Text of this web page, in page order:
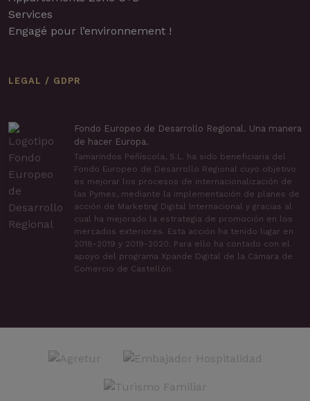
Services
Engagé pour l’environnement !
LEGAL / GDPR
Fondo Europeo de Desarrollo Regional. Una manera
de hacer Europa.
Tamarindos Peñíscola, S.L. ha sido beneficiaria del
Fondo Europeo de Desarrollo Regional cuyo objetivo
es mejorar los procesos de internacionalización de
las Pymes, mediante la implementación de planes de
acción de Marketing Digital Internacional y gracias al
cual ha mejorado la estrategia de promoción en los
mercados exteriores. Esta acción ha tenido lugar en
2018-2019 y 2019-2020. Para ello ha contado con el
apoyo del programa Xpande Digital de la Cámara de
Comercio de Castellón.